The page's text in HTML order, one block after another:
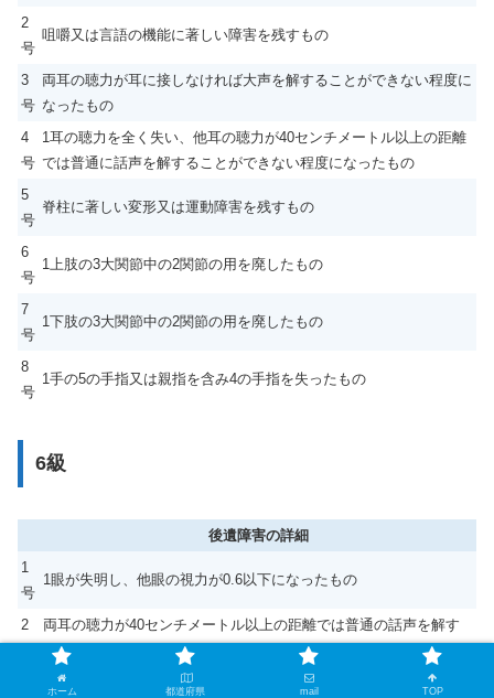
2
号
咀嚼又は言語の機能に著しい障害を残すもの
3
号
両耳の聴力が耳に接しなければ大声を解することができない程度に
なったもの
4
号
1耳の聴力を全く失い、他耳の聴力が40センチメートル以上の距離
では普通に話声を解することができない程度になったもの
5
号
脊柱に著しい変形又は運動障害を残すもの
6
号
1上肢の3大関節中の2関節の用を廃したもの
7
号
1下肢の3大関節中の2関節の用を廃したもの
8
号
1手の5の手指又は親指を含み4の手指を失ったもの
6級
後遺障害の詳細
1
号
1眼が失明し、他眼の視力が0.6以下になったもの
2
両耳の聴力が40センチメートル以上の距離では普通の話声を解す
ることができない程度になったもの
1耳の聴力を全く失い、他耳の聴力が1メートル以上の距離では普
ホーム 都道府県 mail TOP